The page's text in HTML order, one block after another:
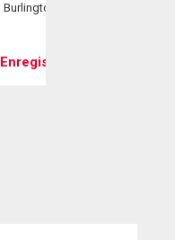
Burlington, ON
Enregistrer